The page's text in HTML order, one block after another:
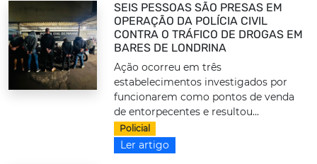
SEIS PESSOAS SÃO PRESAS EM
OPERAÇÃO DA POLÍCIA CIVIL
CONTRA O TRÁFICO DE DROGAS EM
BARES DE LONDRINA
Ação ocorreu em três
estabelecimentos investigados por
funcionarem como pontos de venda
de entorpecentes e resultou...
Policial
Ler artigo